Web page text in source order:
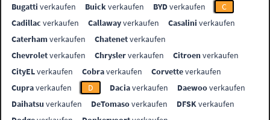
Bugatti verkaufen Buickverkaufen BYDverkaufen
C
Cadillac verkaufen Callawayverkaufen Casalini verkaufen
Caterhamverkaufen Chatenetverkaufen
Chevroletverkaufen Chryslerverkaufen Citroenverkaufen
CityELverkaufen Cobraverkaufen Corvetteverkaufen
Cupraverkaufen D Daciaverkaufen Daewooverkaufen
Daihatsu verkaufen DeTomasoverkaufen DFSKverkaufen